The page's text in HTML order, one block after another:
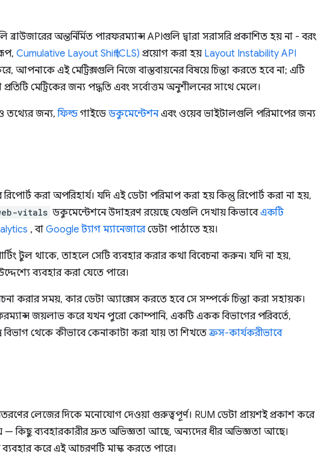
অন্তর্নির্মিত পারফরম্যান্স APIগুলি দ্বারা সরাসরি প্রকাশিত হয় না - বরং
Cumulative Layout Shift (CLS) প্রয়োগ করা হয় Layout Instability API
আপনাকে এই মেট্রিক্সগুলি নিজে বাস্তবায়নের বিষয়ে চিন্তা করতে হবে না; এটি
মেট্রিকের জন্য পদ্ধতি এবং সর্বোত্তম অনুশীলনের সাথে মেলে।
তথ্যের জন্য,ফিল্ডগাইডেডকুমেন্টেশনএবং ওয়েব ভাইটালগুলি পরিমাপের জন্য
রিপোর্ট করা অপরিহার্য। যদি এই ডেটা পরিমাপ করা হয় কিন্তু রিপোর্ট করা না হয়,
vitals ডকুমেন্টেশনে উদাহরণ রয়েছে যেগুলি দেখায় কিভাবেএকটি
, বা Google ট্যাগ ম্যানেজারেডেটা পাঠাতে হয়।
টুল থাকে, তাহলে সেটি ব্যবহার করার কথা বিবেচনা করুন। যদি না হয়,
ব্যবহার করা যেতে পারে।
করার সময়, কার ডেটা অ্যাক্সেস করতে হবে সে সম্পর্কে চিন্তা করা সহায়ক।
জয়লাভ করে যখন পুরো কোম্পানি, একটি একক বিভাগের পরিবর্তে,
বিভাগ থেকে কীভাবে কেনাকাটা করা যায় তা শিখতেক্রস-কার্যকরীভাবে
লেজের দিকে মনোযোগ দেওয়া গুরুত্বপূর্ণ। RUM ডেটা প্রায়শই প্রকাশ করে
— কিছু ব্যবহারকারীর দ্রুত অভিজ্ঞতা আছে, অন্যদের ধীর অভিজ্ঞতা আছে।
ব্যবহার করে এই আচরণটি মাস্ক করতে পারে।